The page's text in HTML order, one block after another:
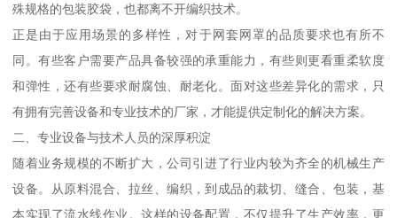
殊规格的包装胶袋，也都离不开编织技术。
正是由于应用场景的多样性，对于网套网罩的品质要求也有所不
同。有些客户需要产品具备较强的承重能力，有些则更看重柔软度
和弹性，还有些要求耐腐蚀、耐老化。面对这些差异化的需求，只
有拥有完善设备和专业技术的厂家，才能提供定制化的解决方案。
二、专业设备与技术人员的深厚积淀
随着业务规模的不断扩大，公司引进了行业内较为齐全的机械生产
设备。从原料混合、拉丝、编织，到成品的裁切、缝合、包装，基
本实现了流水线作业。这样的设备配置，不仅提升了生产效率，更